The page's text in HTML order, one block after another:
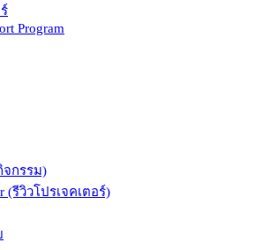
Program
จกรรม)
(รีวิวโปรเจคเตอร์)